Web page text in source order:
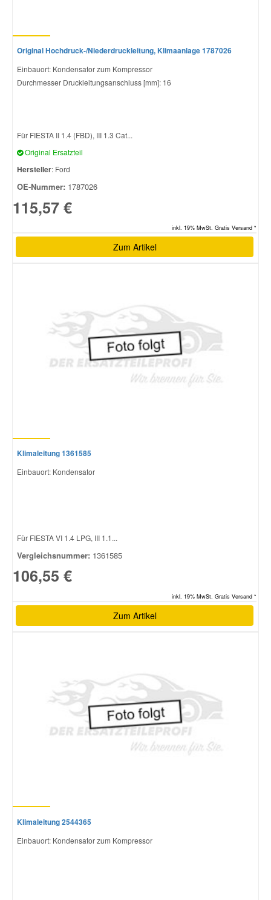
Original Hochdruck-/Niederdruckleitung, Klimaanlage 1787026
Einbauort: Kondensator zum Kompressor
Durchmesser Druckleitungsanschluss [mm]: 16
Für FIESTA II 1.4 (FBD), III 1.3 Cat...
Original Ersatzteil
Hersteller: Ford
OE-Nummer: 1787026
115,57 €
inkl. 19% MwSt. Gratis Versand *
Zum Artikel
Klimaleitung 1361585
Einbauort: Kondensator
Für FIESTA VI 1.4 LPG, III 1.1...
Vergleichsnummer: 1361585
106,55 €
inkl. 19% MwSt. Gratis Versand *
Zum Artikel
Klimaleitung 2544365
Einbauort: Kondensator zum Kompressor